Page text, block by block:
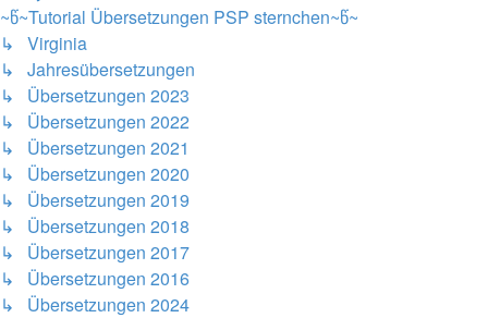
~წ~Tutorial Übersetzungen PSP sternchen~წ~
↳ Virginia
↳ Jahresübersetzungen
↳ Übersetzungen 2023
↳ Übersetzungen 2022
↳ Übersetzungen 2021
↳ Übersetzungen 2020
↳ Übersetzungen 2019
↳ Übersetzungen 2018
↳ Übersetzungen 2017
↳ Übersetzungen 2016
↳ Übersetzungen 2024